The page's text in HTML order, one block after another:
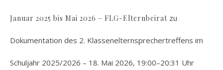
Januar 2025 bis Mai 2026 – FLG-Elternbeirat zu
Dokumentation des 2. Klassenelternsprechertreffens im
Schuljahr 2025/2026 – 18. Mai 2026, 19:00–20:31 Uhr